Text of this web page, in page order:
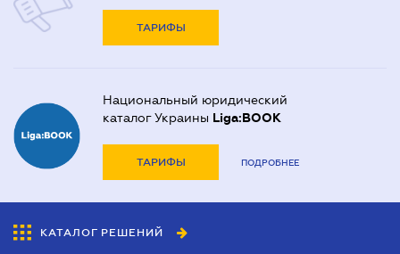
ТАРИФЫ
Национальный юридический
каталог Украины Liga:BOOK
ТАРИФЫ ПОДРОБНЕЕ
КАТАЛОГ РЕШЕНИЙ